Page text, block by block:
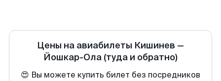
Цены на авиабилеты Кишинев —
Йошкар-Ола (туда и обратно)
😍 Вы можете купить билет без посредников